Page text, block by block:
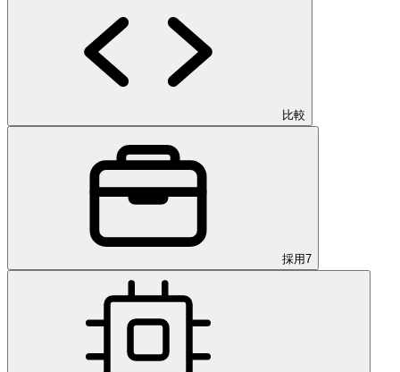
比較
採用7